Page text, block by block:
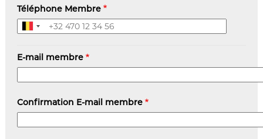
Téléphone Membre
mail
E-mail membre
Confirmation E-mail membre